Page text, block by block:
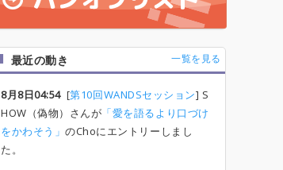
最近の動き 一覧を見る
8月8日04:54[第10回WANDSセッション] S
HOW（偽物）さんが 「愛を語るより口づけ
をかわそう」のChoにエントリーしまし
た。